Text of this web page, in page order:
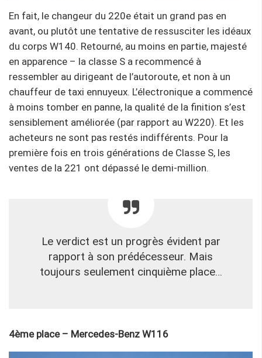
En fait, le changeur du 220e était un grand pas en
avant, ou plutôt une tentative de ressusciter les idéaux
du corps W140. Retourné, au moins en partie, majesté
en apparence – la classe S a recommencé à
ressembler au dirigeant de l’autoroute, et non à un
chauffeur de taxi ennuyeux. L’électronique a commencé
à moins tomber en panne, la qualité de la finition s’est
sensiblement améliorée (par rapport au W220). Et les
acheteurs ne sont pas restés indifférents. Pour la
première fois en trois générations de Classe S, les
ventes de la 221 ont dépassé le demi-million.
Le verdict est un progrès évident par
rapport à son prédécesseur. Mais
toujours seulement cinquième place…
4ème place – Mercedes-Benz W116